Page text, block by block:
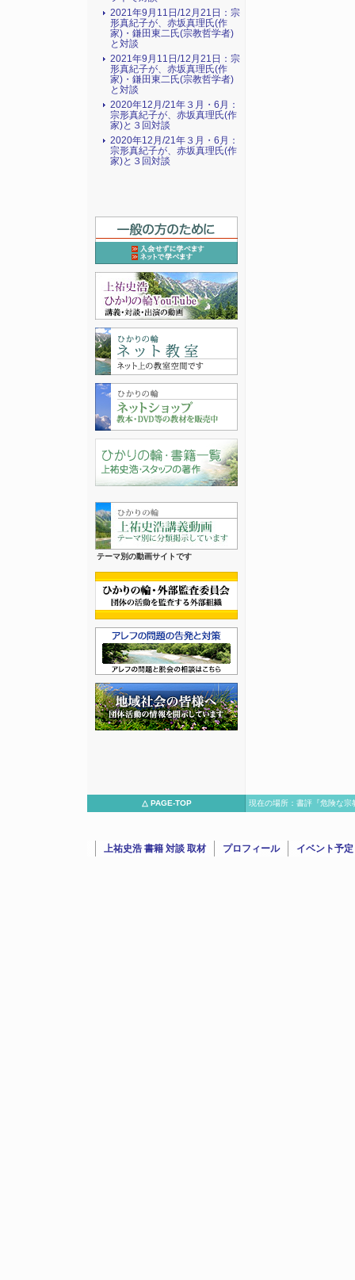
2021年9月11日/12月21日：宗
形真紀子が、赤坂真理氏(作
家)・鎌田東二氏(宗教哲学者)
と対談
2021年9月11日/12月21日：宗
形真紀子が、赤坂真理氏(作
家)・鎌田東二氏(宗教哲学者)
と対談
2020年12月/21年３月・6月：
宗形真紀子が、赤坂真理氏(作
家)と３回対談
2020年12月/21年３月・6月：
宗形真紀子が、赤坂真理氏(作
家)と３回対談
テーマ別の動画サイトです
△ PAGE-TOP 現在の場所：書評『危険な
上祐史浩 書籍 対談 取材 プロフィール イベント予定